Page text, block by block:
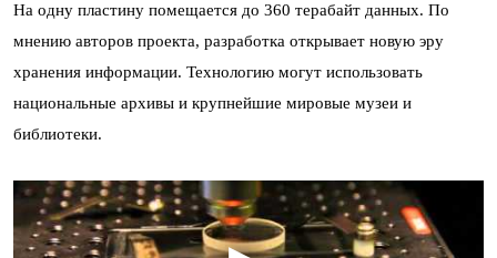
На одну пластину помещается до 360 терабайт данных. По
мнению авторов проекта, разработка открывает новую эру
хранения информации. Технологию могут использовать
национальные архивы и крупнейшие мировые музеи и
библиотеки.